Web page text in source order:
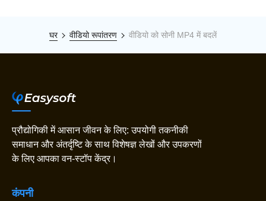
घर वीडियो रूपांतरण वीडियो को सोनी MP4 में बदलें
प्रौद्योगिकी में आसान जीवन के लिए: उपयोगी तकनीकी
समाधान और अंतर्दृष्टि के साथ विशेषज्ञ लेखों और उपकरणों
के लिए आपका वन-स्टॉप केंद्र।
कंपनी